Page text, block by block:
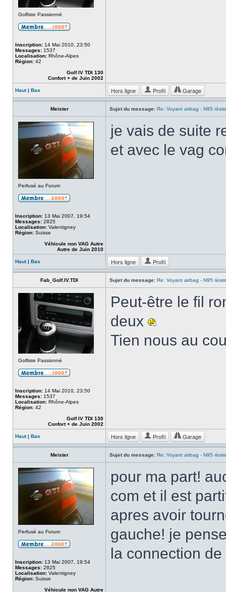
Golfiste Passionné
Inscription: 14 Mai 2010, 23:50
Messages: 1537
Localisation: Rhône-Alpes
Région: 42
Golf IV TDI 130
Confort + de Juin 2002
Haut| Bas Hors ligne Profil Garage
Meister Sujet du message: Re: Voyant airbag - N95
Perfusé au Forum
Inscription: 13 Mai 2007, 19:54
Messages: 2825
Localisation: Valentigney
Région: Suisse
Véhicule non VAG Autre
Autre de Juin 2010
je vais de suite
et avec le vag
Haut| Bas Hors ligne Profil
Fab_Golf.IV.TDI Sujet du message: Re: Voyant airbag - N95
Golfiste Passionné
Inscription: 14 Mai 2010, 23:50
Messages: 1537
Localisation: Rhône-Alpes
Région: 42
Golf IV TDI 130
Confort + de Juin 2002
Peut-être le fil
deux
Tien nous au
Haut| Bas Hors ligne Profil Garage
Meister Sujet du message: Re: Voyant airbag - N95
Perfusé au Forum
Inscription: 13 Mai 2007, 19:54
Messages: 2825
Localisation: Valentigney
Région: Suisse
Véhicule non VAG Autre
pour ma part!
com et il est
apres avoir
gauche! je
la connection